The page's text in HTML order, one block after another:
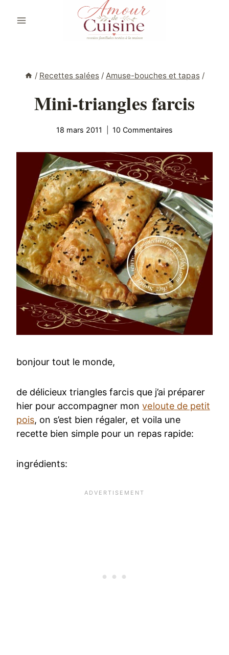
/ Recettes salées / Amuse-bouches et tapas /
Mini-triangles farcis
18 mars 2011 10 Commentaires
bonjour tout le monde,
de délicieux triangles farcis que j’ai préparer
hier pour accompagner monveloute de petit
pois, on s’est bien régaler, et voila une
recette bien simple pour un repas rapide:
ingrédients: